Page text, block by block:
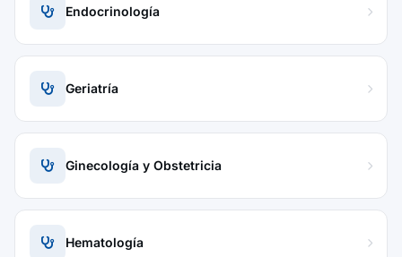
Endocrinología
Geriatría
Ginecología y Obstetricia
Hematología